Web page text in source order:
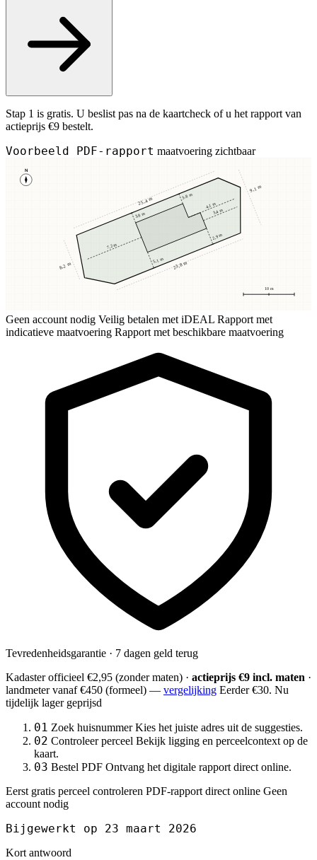
Stap 1 is gratis. U beslist pas na de kaartcheck of u het rapport van
actieprijs €9 bestelt.
Voorbeeld PDF-rapport maatvoering zichtbaar
N
10 m
3,8 m
3,8 m
5,1 m
2,9 m
7,2 m
3,4 m
4,1 m
25,4 m
23,8 m
8,2 m
9,1 m
Geen account nodig Veilig betalen met iDEAL Rapport met
indicatieve maatvoering Rapport met beschikbare maatvoering
Tevredenheidsgarantie · 7 dagen geld terug
Kadaster officieel €2,95 (zonder maten) · actieprijs €9 incl. maten ·
landmetervanaf €450 (formeel) — vergelijking Eerder €30. Nu
tijdelijk lager geprijsd
01 Zoek huisnummer Kies het juiste adres uit de suggesties.
02 Controleer perceel Bekijk ligging en perceelcontext op de
kaart.
03 Bestel PDF Ontvang het digitale rapport direct online.
Eerst gratis perceel controleren PDF-rapport direct online Geen
account nodig
Bijgewerkt op 23 maart 2026
Kort antwoord